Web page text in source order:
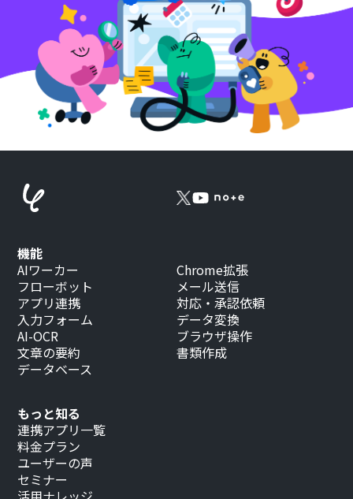
もっと知る
連携アプリ一覧
料金プラン
ユーザーの声
セミナー
機能
AIワーカー
フローボット
アプリ連携
入力フォーム
AI-OCR
文章の要約
データベース
Chrome拡張
メール送信
対応・承認依頼
データ変換
ブラウザ操作
書類作成